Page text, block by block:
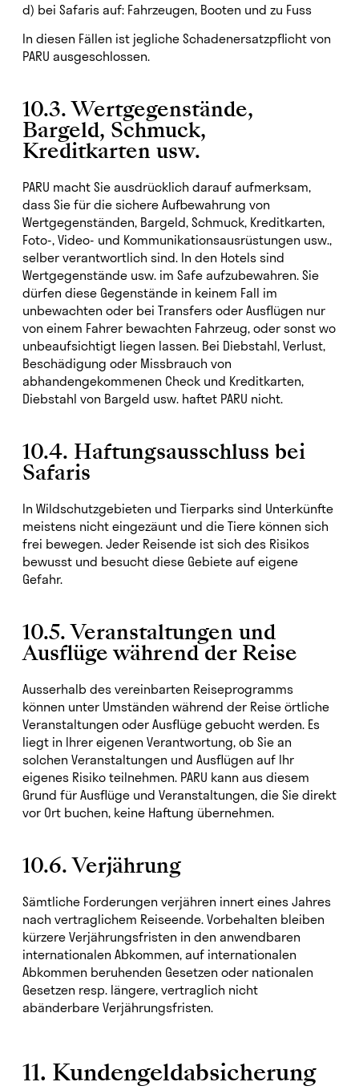
d) bei Safaris auf: Fahrzeugen, Booten und zu Fuss
In diesen Fällen ist jegliche Schadenersatzpflicht von
PARU ausgeschlossen.
10.3. Wertgegenstände,
Bargeld, Schmuck,
Kreditkarten usw.
PARU macht Sie ausdrücklich darauf aufmerksam,
dass Sie für die sichere Aufbewahrung von
Wertgegenständen, Bargeld, Schmuck, Kreditkarten,
Foto-, Video- und Kommunikationsausrüstungen usw.,
selber verantwortlich sind. In den Hotels sind
Wertgegenstände usw. im Safe aufzubewahren. Sie
dürfen diese Gegenstände in keinem Fall im
unbewachten oder bei Transfers oder Ausflügen nur
von einem Fahrer bewachten Fahrzeug, oder sonst wo
unbeaufsichtigt liegen lassen. Bei Diebstahl, Verlust,
Beschädigung oder Missbrauch von
abhandengekommenen Check und Kreditkarten,
Diebstahl von Bargeld usw. haftet PARU nicht.
10.4. Haftungsausschluss bei
Safaris
In Wildschutzgebieten und Tierparks sind Unterkünfte
meistens nicht eingezäunt und die Tiere können sich
frei bewegen. Jeder Reisende ist sich des Risikos
bewusst und besucht diese Gebiete auf eigene
Gefahr.
10.5. Veranstaltungen und
Ausflüge während der Reise
Ausserhalb des vereinbarten Reiseprogramms
können unter Umständen während der Reise örtliche
Veranstaltungen oder Ausflüge gebucht werden. Es
liegt in Ihrer eigenen Verantwortung, ob Sie an
solchen Veranstaltungen und Ausflügen auf Ihr
eigenes Risiko teilnehmen. PARU kann aus diesem
Grund für Ausflüge und Veranstaltungen, die Sie direkt
vor Ort buchen, keine Haftung übernehmen.
10.6. Verjährung
Sämtliche Forderungen verjähren innert eines Jahres
nach vertraglichem Reiseende. Vorbehalten bleiben
kürzere Verjährungsfristen in den anwendbaren
internationalen Abkommen, auf internationalen
Abkommen beruhenden Gesetzen oder nationalen
Gesetzen resp. längere, vertraglich nicht
abänderbare Verjährungsfristen.
11. Kundengeldabsicherung